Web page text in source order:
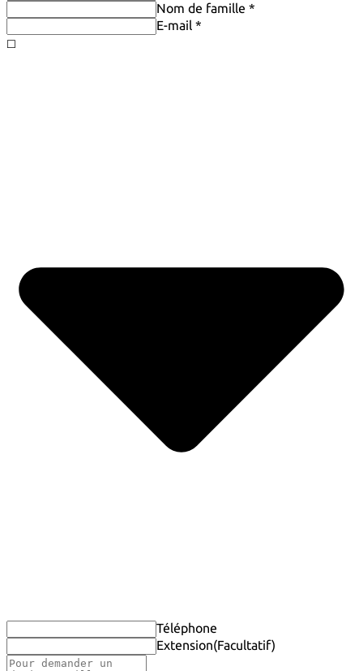
Nom de famille *
E-mail *
◻️
Téléphone
Extension(Facultatif)